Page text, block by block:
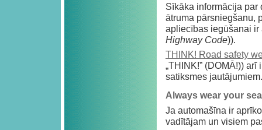
Sīkāka informācija par
ātruma pārsniegšanu,
apliecības iegūšanai
Highway Code)).
THINK! Road safety
„THINK!” (DOMĀ!))
satiksmes jautājumiem.
Always wear your
Ja automašīna ir
vadītājam un visiem